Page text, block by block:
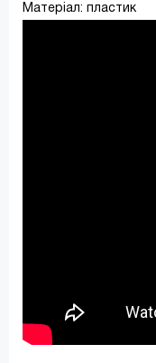
Матеріал: пластик